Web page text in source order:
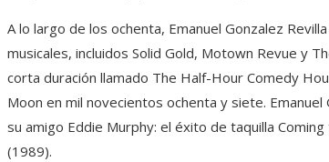
A lo largo de los ochenta, Emanuel Gonzalez
musicales, incluidos Solid Gold, Motown Revue y
corta duración llamado The Half-Hour Comedy
Moon en mil novecientos ochenta y siete.
su amigo Eddie Murphy: el éxito de taquilla
(1989).